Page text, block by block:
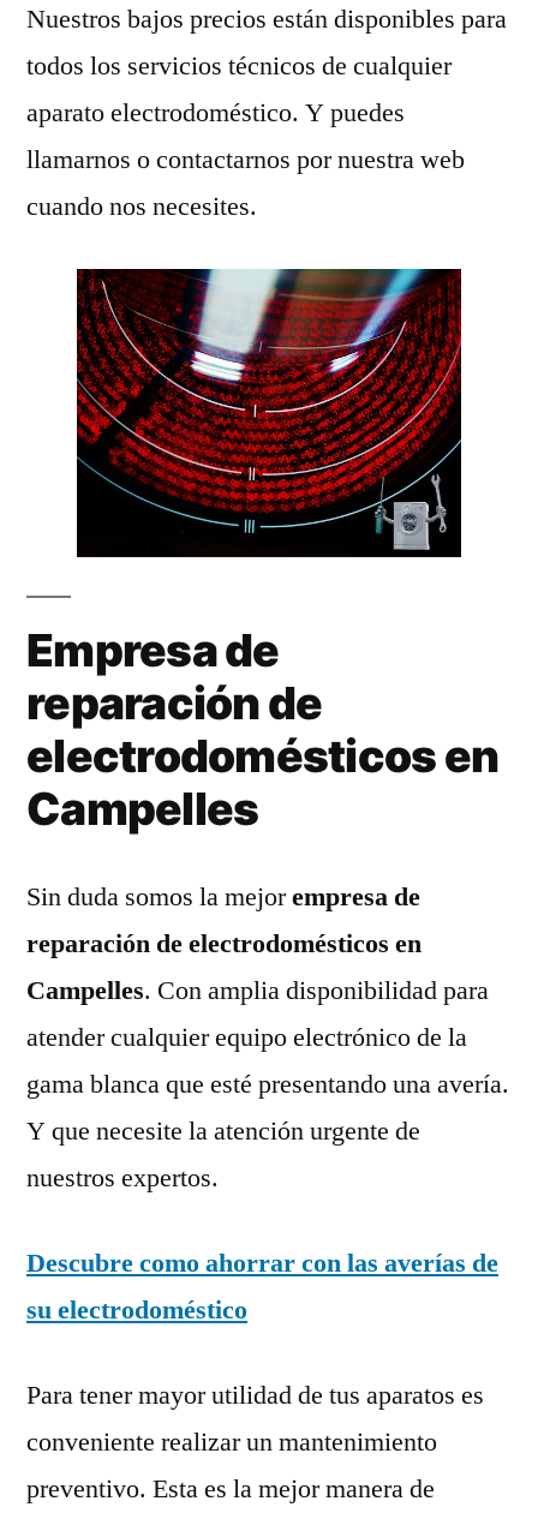
Nuestros bajos precios están disponibles para
todos los servicios técnicos de cualquier
aparato electrodoméstico. Y puedes
llamarnos o contactarnos por nuestra web
cuando nos necesites.
Empresa de
reparación de
electrodomésticos en
Campelles
Sin duda somos la mejorempresa de
reparación de electrodomésticos en
Campelles. Con amplia disponibilidad para
atender cualquier equipo electrónico de la
gama blanca que esté presentando una avería.
Y que necesite la atención urgente de
nuestros expertos.
Descubre como ahorrar con las averías de
su electrodoméstico
Para tener mayor utilidad de tus aparatos es
conveniente realizar un mantenimiento
preventivo. Esta es la mejor manera de